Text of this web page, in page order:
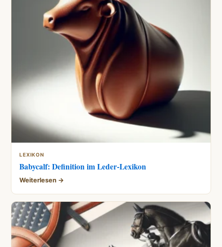
LEXIKON
Babycalf: Definition im Leder-Lexikon
Weiterlesen →